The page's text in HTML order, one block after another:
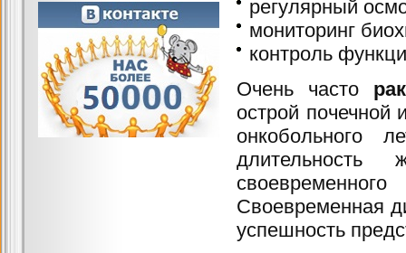
регулярный
мониторинг
контроль
Очень часто
острой почечной
онкобольного
Своевременная
успешность